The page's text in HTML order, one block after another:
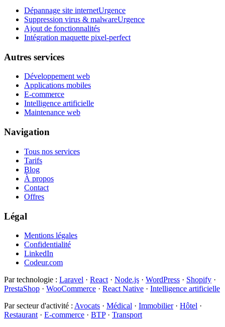
Dépannage site internetUrgence
Suppression virus & malwareUrgence
Ajout de fonctionnalités
Intégration maquette pixel-perfect
Autres services
Développement web
Applications mobiles
E-commerce
Intelligence artificielle
Maintenance web
Navigation
Tous nos services
Tarifs
Blog
À propos
Contact
Offres
Légal
Mentions légales
Confidentialité
LinkedIn
Codeur.com
Par technologie : Laravel · React · Node.js · WordPress · Shopify ·
PrestaShop · WooCommerce · React Native · Intelligence artificielle
Par secteur d'activité : Avocats · Médical · Immobilier· Hôtel ·
Restaurant · E-commerce · BTP· Transport